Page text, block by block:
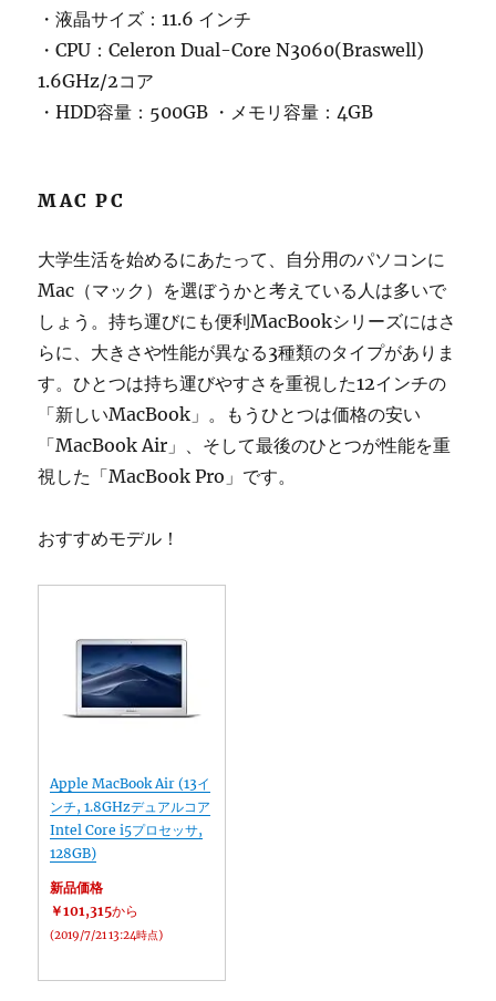
・液晶サイズ：11.6 インチ
・CPU：Celeron Dual-Core N3060(Braswell)
1.6GHz/2コア
・HDD容量：500GB ・メモリ容量：4GB
MAC PC
大学生活を始めるにあたって、自分用のパソコンに
Mac（マック）を選ぼうかと考えている人は多いで
しょう。持ち運びにも便利MacBookシリーズにはさ
らに、大きさや性能が異なる3種類のタイプがありま
す。ひとつは持ち運びやすさを重視した12インチの
「新しいMacBook」。もうひとつは価格の安い
「MacBook Air」、そして最後のひとつが性能を重
視した「MacBook Pro」です。
おすすめモデル！
Apple MacBook Air (13イ
ンチ, 1.8GHzデュアルコア
Intel Core i5プロセッサ,
128GB)
新品価格
￥101,315から
(2019/7/21 13:24時点)